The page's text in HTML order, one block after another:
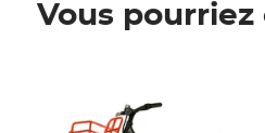
Vous